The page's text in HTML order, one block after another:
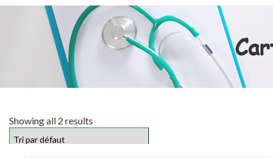
Showing all 2 results